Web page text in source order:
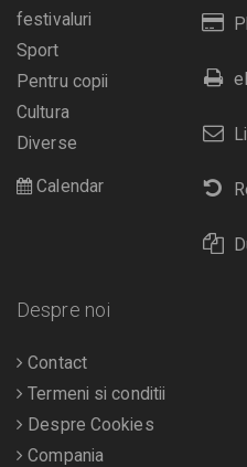
festivaluri
Sport
Pentru copii
Cultura
Diverse
Calendar
Despre noi
Contact
Termeni si conditii
Despre Cookies
Compania